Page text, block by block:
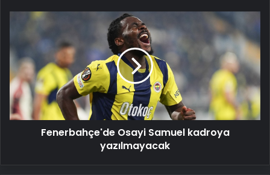
Fenerbahçe'de
kadroya
yazılmayacak
Fenerbahçe'de Osayi Samuel kadroya
yazılmayacak